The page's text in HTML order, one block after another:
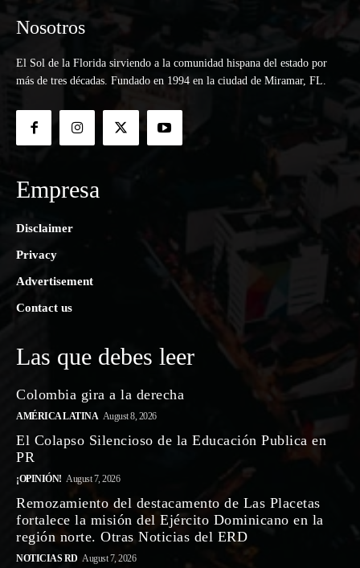
Nosotros
El Sol de la Florida sirviendo a la comunidad hispana del estado por
más de tres décadas. Fundado en 1994 en la ciudad de Miramar, FL.
Empresa
Disclaimer
Privacy
Advertisement
Contact us
Las que debes leer
Colombia gira a la derecha
AMÉRICA LATINA August 8, 2026
El Colapso Silencioso de la Educación Publica en
PR
¡OPINIÓN! August 7, 2026
Remozamiento del destacamento de Las Placetas
fortalece la misión del Ejército Dominicano en la
región norte. Otras Noticias del ERD
NOTICIAS RD August 7, 2026